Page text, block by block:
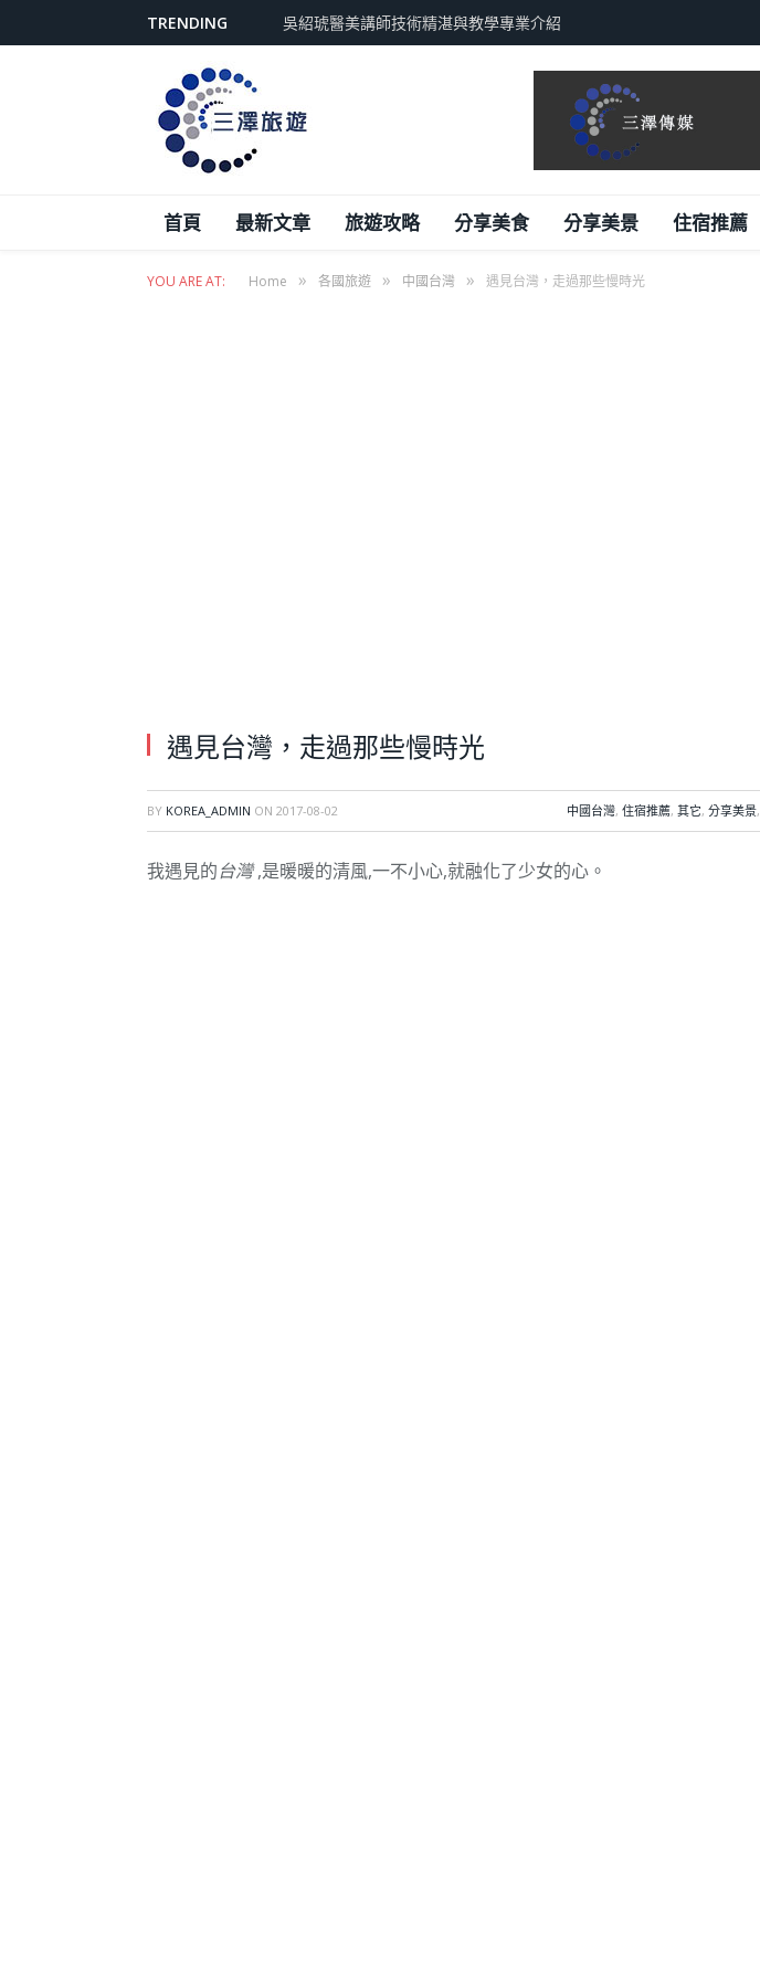
TRENDING 吳紹琥醫美講師技術精湛與教學專業介紹
首頁 最新文章 旅遊攻略 分享美食 分享美景 住宿推薦
YOU ARE AT: Home » 各國旅遊 » 中國台灣 » 遇見台灣，走過那些慢時光
遇見台灣，走過那些慢時光
BY KOREA_ADMIN ON 2017-08-02 中國台灣, 住宿推薦, 其它, 分享美景,
我遇見的台灣,是暖暖的清風,一不小心,就融化了少女的心。